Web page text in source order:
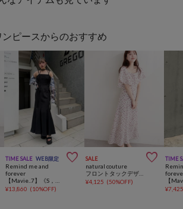
ンピースからのおすすめ
TIME SALE WEB限定 
Remind me and
forever
¥13,860 (10%OFF)
SALE 
natural couture
フロントタックデザインフレアワンピース
¥4,125 (50%OFF)
TIME
¥